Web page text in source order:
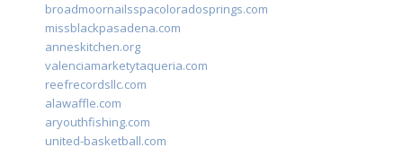
broadmoornailsspacoloradosprings.com
missblackpasadena.com
anneskitchen.org
valenciamarketytaqueria.com
reefrecordsllc.com
alawaffle.com
aryouthfishing.com
united-basketball.com